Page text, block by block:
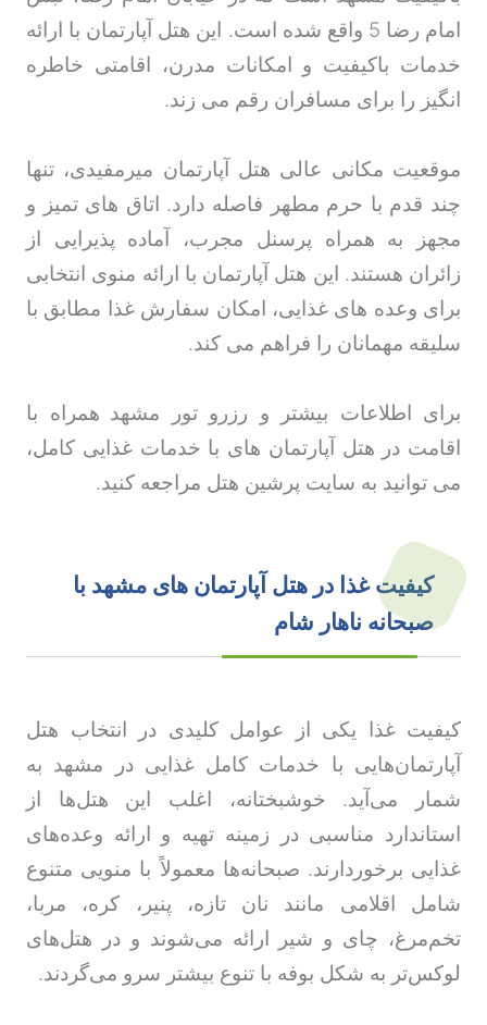
امام رضا 5 واقع شده است. این هتل آپارتمان با ارائه
خدمات باکیفیت و امکانات مدرن، اقامتی خاطره
انگیز را برای مسافران رقم می زند.
موقعیت مکانی عالی هتل آپارتمان میرمفیدی، تنها
چند قدم با حرم مطهر فاصله دارد. اتاق های تمیز و
مجهز به همراه پرسنل مجرب، آماده پذیرایی از
زائران هستند. این هتل آپارتمان با ارائه منوی انتخابی
برای وعده های غذایی، امکان سفارش غذا مطابق با
سلیقه مهمانان را فراهم می کند.
برای اطلاعات بیشتر و رزرو تور مشهد همراه با
اقامت در هتل آپارتمان های با خدمات غذایی کامل،
می توانید به سایت پرشین هتل مراجعه کنید.
کیفیت غذا در هتل آپارتمان های مشهد با
صبحانه ناهار شام
کیفیت غذا یکی از عوامل کلیدی در انتخاب هتل
آپارتمان‌هایی با خدمات کامل غذایی در مشهد به
شمار می‌آید. خوشبختانه، اغلب این هتل‌ها از
استاندارد مناسبی در زمینه تهیه و ارائه وعده‌های
غذایی برخوردارند. صبحانه‌ها معمولاً با منویی متنوع
شامل اقلامی مانند نان تازه، پنیر، کره، مربا،
تخم‌مرغ، چای و شیر ارائه می‌شوند و در هتل‌های
لوکس‌تر به شکل بوفه با تنوع بیشتر سرو می‌گردند.